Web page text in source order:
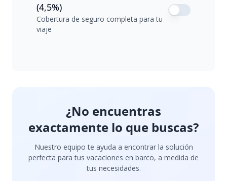
(4,5%)
Cobertura de seguro completa para tu
viaje
¿No encuentras
exactamente lo que buscas?
Nuestro equipo te ayuda a encontrar la solución
perfecta para tus vacaciones en barco, a medida de
tus necesidades.